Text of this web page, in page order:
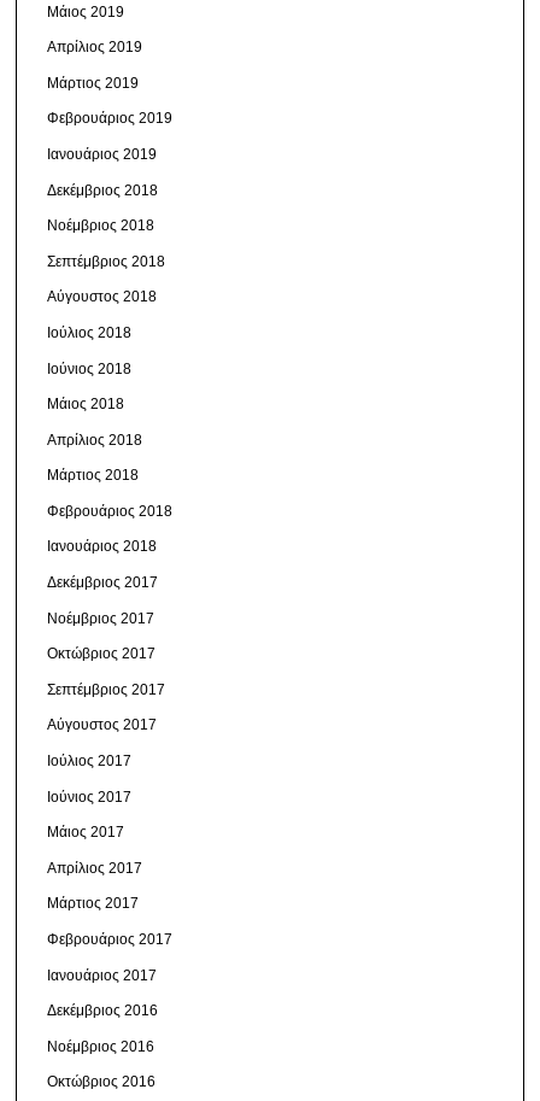
Μάιος 2019
Απρίλιος 2019
Μάρτιος 2019
Φεβρουάριος 2019
Ιανουάριος 2019
Δεκέμβριος 2018
Νοέμβριος 2018
Σεπτέμβριος 2018
Αύγουστος 2018
Ιούλιος 2018
Ιούνιος 2018
Μάιος 2018
Απρίλιος 2018
Μάρτιος 2018
Φεβρουάριος 2018
Ιανουάριος 2018
Δεκέμβριος 2017
Νοέμβριος 2017
Οκτώβριος 2017
Σεπτέμβριος 2017
Αύγουστος 2017
Ιούλιος 2017
Ιούνιος 2017
Μάιος 2017
Απρίλιος 2017
Μάρτιος 2017
Φεβρουάριος 2017
Ιανουάριος 2017
Δεκέμβριος 2016
Νοέμβριος 2016
Οκτώβριος 2016